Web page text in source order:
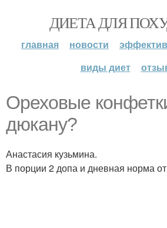
ДИЕТА ДЛЯ
главная новости
виды диет
Ореховые
дюкану?
Анастасия кузьмина.
В порции 2 допа и дневная норма